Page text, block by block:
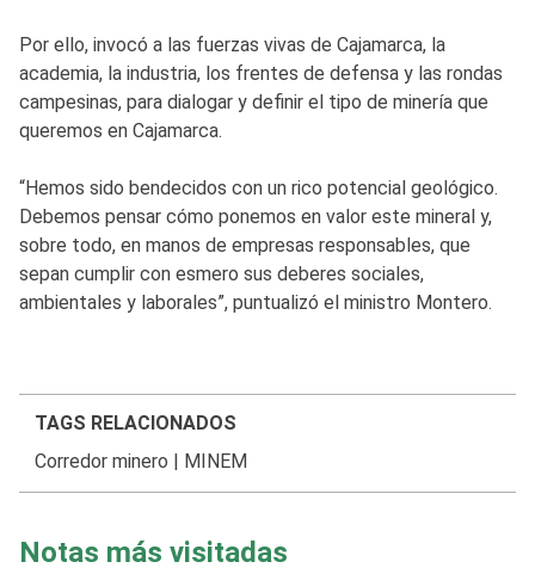
Por ello, invocó a las fuerzas vivas de Cajamarca, la
academia, la industria, los frentes de defensa y las rondas
campesinas, para dialogar y definir el tipo de minería que
queremos en Cajamarca.
“Hemos sido bendecidos con un rico potencial geológico.
Debemos pensar cómo ponemos en valor este mineral y,
sobre todo, en manos de empresas responsables, que
sepan cumplir con esmero sus deberes sociales,
ambientales y laborales”, puntualizó el ministro Montero.
TAGS RELACIONADOS
Corredor minero
MINEM
Notas más visitadas